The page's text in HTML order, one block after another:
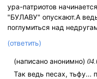
ура-патриотов
"БУЛАВУ" опускают.А
поглумиться над
(ответить)
(написано анонимно)
Так ведь песах, тьфу...